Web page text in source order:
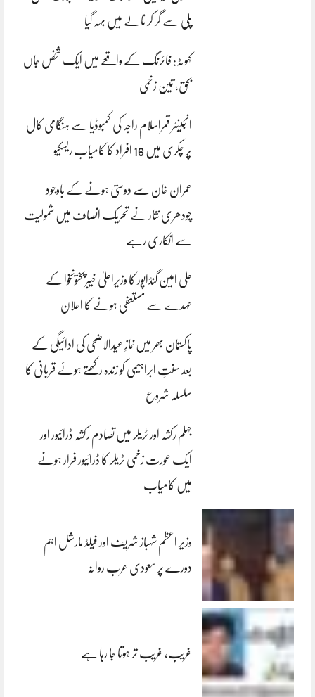
پلی سے گر کر نالے میں بہہ گیا
کہوٹہ: فائرنگ کے واقعے میں ایک شخص جاں
بحق، تین زخمی
انجینئر قمراسلام راجہ کی کمبوڈیا سے ہنگامی کال
پر چکری میں 16 افراد کا کامیاب ریسکیو
عمران خان سے دوستی ہونے کے باوجود
چودھری نثار نے تحریک انصاف میں شمولیت
سے انکاری رہے
علی امین گنڈاپور کا وزیراعلیٰ خیبرپختونخوا کے
عہدے سے مستعفی ہونے کا اعلان
پاکستان بھر میں نمازِ عیدالاضحی کی ادائیگی کے
بعد سنتِ ابراہیمی کو زندہ رکھتے ہوئے قربانی کا
سلسلہ شروع
جہلم رکشہ اور ٹریلر میں تصادم رکشہ ڈرائیور اور
ایک عورت زخمی ٹریلر کا ڈرائیور فرار ہونے
میں کامیاب
وزیر اعظم شہباز شریف اور فیلڈ مارشل اہم
دورے پر سعودی عرب روانہ
غریب، غریب تر ہوتا جا رہا ہے